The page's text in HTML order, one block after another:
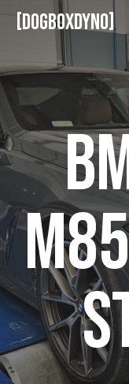
DOGBOXDYNO